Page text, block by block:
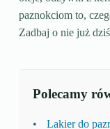
paznokciom to,
Zadbaj o nie już
Polecamy
Lakier do